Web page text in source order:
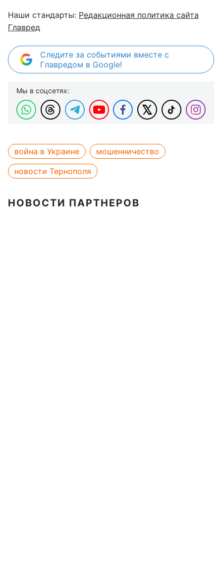
Наши стандарты: Редакционная политика сайта
Главред
Следите за событиями вместе с
Главредом в Google!
Мы в соцсетях:
война в Украине
мошенничество
новости Тернополя
НОВОСТИ ПАРТНЕРОВ